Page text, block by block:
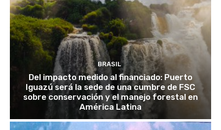
BRASIL
Del impacto medido al financiado: Puerto
Iguazú será la sede de una cumbre de FSC
sobre conservación y el manejo forestal en
América Latina